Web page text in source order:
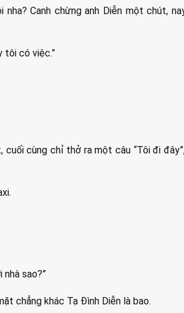
nha? Canh chừng anh Diễn một chút,
tôi có việc.”
cùng chỉ thở ra một câu “Tôi đi
sao?”
chẳng khác Tạ Đình Diễn là bao.